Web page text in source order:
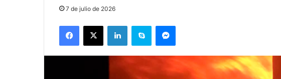
7 de julio de 2026
Facebook
X LinkedInSkype Messenger